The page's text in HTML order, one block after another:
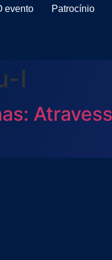
evento Patrocínio
I